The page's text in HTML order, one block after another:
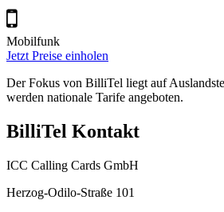
Mobilfunk
Jetzt Preise einholen
Der Fokus von BilliTel liegt auf
werden nationale Tarife angeboten.
BilliTel Kontakt
ICC Calling Cards GmbH
Herzog-Odilo-Straße 101